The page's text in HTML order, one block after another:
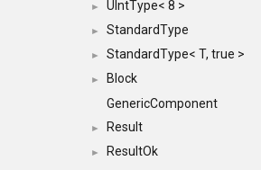
► UIntType< 8 >
► StandardType
► StandardType< T, true >
►
Block
GenericComponent
► Result
►
ResultOk